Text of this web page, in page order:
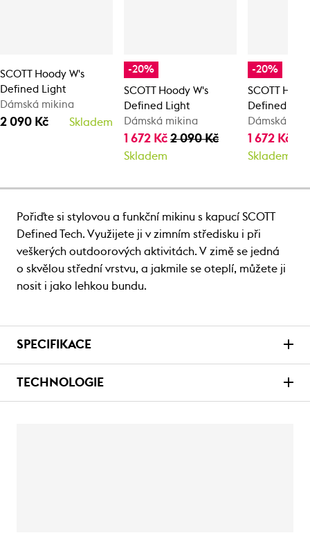
SCOTT Hoody W's
Defined Light
Dámská mikina
2 090 Kč Skladem
-20%
SCOTT Hoody W's
Defined Light
Dámská mikina
1 672 Kč2 090 Kč
Skladem
-20%
SCOTT
Defined
Dámská
1 672 Kč
Skladem
Pořiďte si stylovou a funkční mikinu s kapucí SCOTT
Defined Tech. Využijete ji v zimním středisku i při
veškerých outdoorových aktivitách. V zimě se jedná
o skvělou střední vrstvu, a jakmile se oteplí, můžete ji
nosit i jako lehkou bundu.
SPECIFIKACE
TECHNOLOGIE